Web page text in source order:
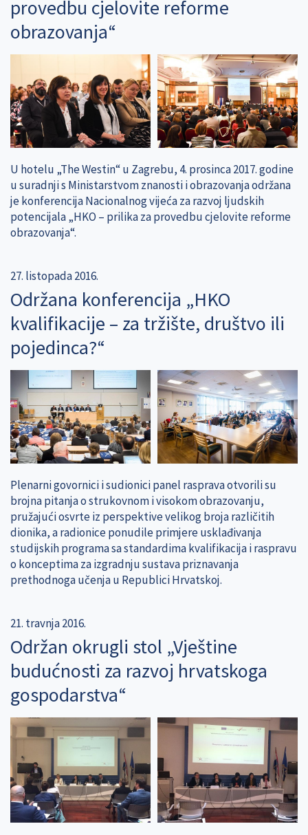
provedbu cjelovite reforme
obrazovanja“
U hotelu „The Westin“ u Zagrebu, 4. prosinca 2017. godine
u suradnji s Ministarstvom znanosti i obrazovanja održana
je konferencija Nacionalnog vijeća za razvoj ljudskih
potencijala „HKO – prilika za provedbu cjelovite reforme
obrazovanja“.
27. listopada 2016.
Održana konferencija „HKO
kvalifikacije – za tržište, društvo ili
pojedinca?“
Plenarni govornici i sudionici panel rasprava otvorili su
brojna pitanja o strukovnom i visokom obrazovanju,
pružajući osvrte iz perspektive velikog broja različitih
dionika, a radionice ponudile primjere usklađivanja
studijskih programa sa standardima kvalifikacija i raspravu
o konceptima za izgradnju sustava priznavanja
prethodnoga učenja u Republici Hrvatskoj.
21. travnja 2016.
Održan okrugli stol „Vještine
budućnosti za razvoj hrvatskoga
gospodarstva“